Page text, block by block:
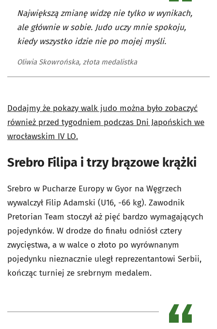
Największą zmianę widzę nie tylko w wynikach,
ale głównie w sobie. Judo uczy mnie spokoju,
kiedy wszystko idzie nie po mojej myśli.
Oliwia Skowrońska, złota medalistka
Dodajmy że pokazy walk judo można było zobaczyć
również przed tygodniem podczas Dni Japońskich we
wrocławskim IV LO.
Srebro Filipa i trzy brązowe krążki
Srebro w Pucharze Europy w Gyor na Węgrzech
wywalczył Filip Adamski (U16, -66 kg). Zawodnik
Pretorian Team stoczył aż pięć bardzo wymagających
pojedynków. W drodze do finału odniósł cztery
zwycięstwa, a w walce o złoto po wyrównanym
pojedynku nieznacznie uległ reprezentantowi Serbii,
kończąc turniej ze srebrnym medalem.